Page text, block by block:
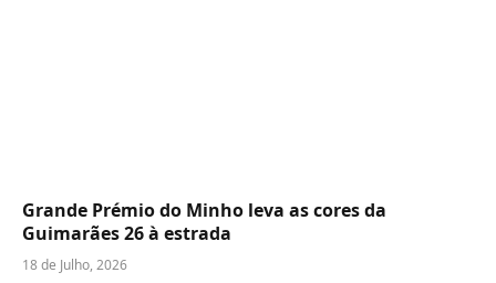
Grande Prémio do Minho leva as cores da
Guimarães 26 à estrada
18 de Julho, 2026